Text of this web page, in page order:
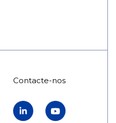
Contacte-nos
Linkedin YouTube